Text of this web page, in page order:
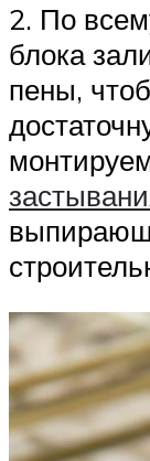
2. По
блока
пены,